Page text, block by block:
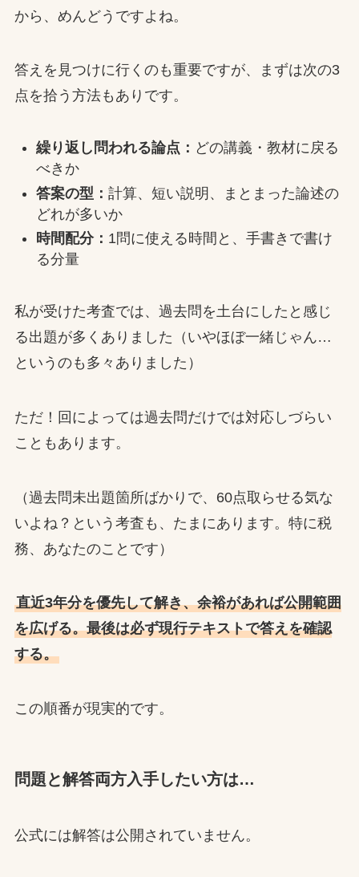
から、めんどうですよね。
答えを見つけに行くのも重要ですが、まずは次の3
点を拾う方法もありです。
繰り返し問われる論点： どの講義・教材に戻る
べきか
答案の型： 計算、短い説明、まとまった論述の
どれが多いか
時間配分： 1問に使える時間と、手書きで書け
る分量
私が受けた考査では、過去問を土台にしたと感じ
る出題が多くありました（いやほぼ一緒じゃん…
というのも多々ありました）
ただ！回によっては過去問だけでは対応しづらい
こともあります。
（過去問未出題箇所ばかりで、60点取らせる気な
いよね？という考査も、たまにあります。特に税
務、あなたのことです）
直近3年分を優先して解き、余裕があれば公開範囲
を広げる。最後は必ず現行テキストで答えを確認
する。
この順番が現実的です。
問題と解答両方入手したい方は…
公式には解答は公開されていません。